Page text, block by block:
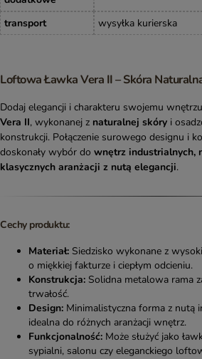
transport
wysyłka kurierska
Loftowa Ławka Vera II – Skóra
Dodaj elegancji i charakteru swojemu
Vera II, wykonanej z naturalnej skóry i
konstrukcji. Połączenie surowego designu i
doskonały wybór do wnętrz industrialnych,
klasycznych aranżacji z nutą elegancji.
Cechy produktu:
Materiał: Siedzisko wykonane z
o miękkiej fakturze i ciepłym odcieniu.
Konstrukcja: Solidna metalowa rama
trwałość.
Design: Minimalistyczna forma z nutą
idealna do różnych aranżacji wnętrz.
Funkcjonalność: Może służyć jako
sypialni, salonu czy eleganckiego